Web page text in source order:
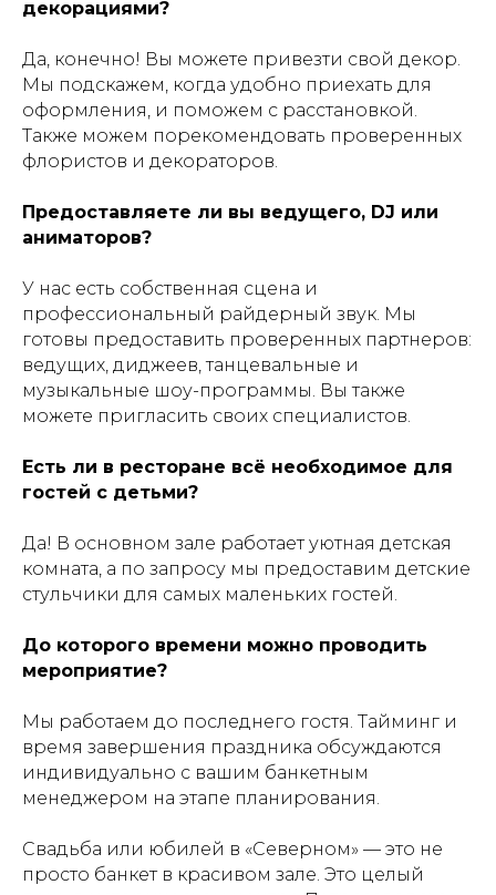
декорациями?
Да, конечно! Вы можете привезти свой декор.
Мы подскажем, когда удобно приехать для
оформления, и поможем с расстановкой.
Также можем порекомендовать проверенных
флористов и декораторов.
Предоставляете ли вы ведущего, DJ или
аниматоров?
У нас есть собственная сцена и
профессиональный райдерный звук. Мы
готовы предоставить проверенных партнеров:
ведущих, диджеев, танцевальные и
музыкальные шоу-программы. Вы также
можете пригласить своих специалистов.
Есть ли в ресторане всё необходимое для
гостей с детьми?
Да! В основном зале работает уютная детская
комната, а по запросу мы предоставим детские
стульчики для самых маленьких гостей.
До которого времени можно проводить
мероприятие?
Мы работаем до последнего гостя. Тайминг и
время завершения праздника обсуждаются
индивидуально с вашим банкетным
менеджером на этапе планирования.
Свадьба или юбилей в «Северном» — это не
просто банкет в красивом зале. Это целый